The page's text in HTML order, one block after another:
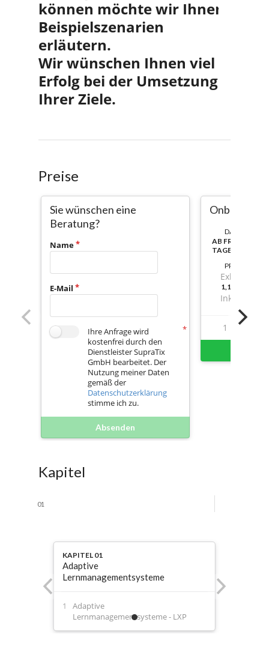
Preise
Sie wünschen eine
Beratung?
Name
E-Mail
Ihre Anfrage wird
kostenfrei durch den
Dienstleister SupraTix
GmbH bearbeitet. Der
Nutzung meiner Daten
gemäß der
Datenschutzerklärung
stimme ich zu.
Absenden
DAUER:
AB
TAGE NUTZBAR
PREIS
Exkl. Mwst.
Inkl. Mwst.
1 1
Kapitel
01
KAPITEL 01
Adaptive
Lernmanagementsysteme
Adaptive
Lernmanagementsysteme - LXP